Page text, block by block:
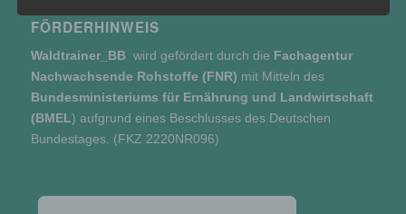
FÖRDERHINWEIS
Waldtrainer_BB wird gefördert durch die Fachagentur
Nachwachsende Rohstoffe (FNR) mit Mitteln des
Bundesministeriums für Ernährung und Landwirtschaft
(BMEL) aufgrund eines Beschlusses des Deutschen
Bundestages. (FKZ 2220NR096)
b) betroffene Person
Betroffene Person ist jede identifizierte oder
identifizierbare natürliche Person, deren
personenbezogene Daten von dem für die
Verarbeitung Verantwortlichen verarbeitet
werden.